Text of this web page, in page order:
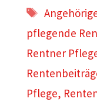
pflegende
Rentner
Pflege,